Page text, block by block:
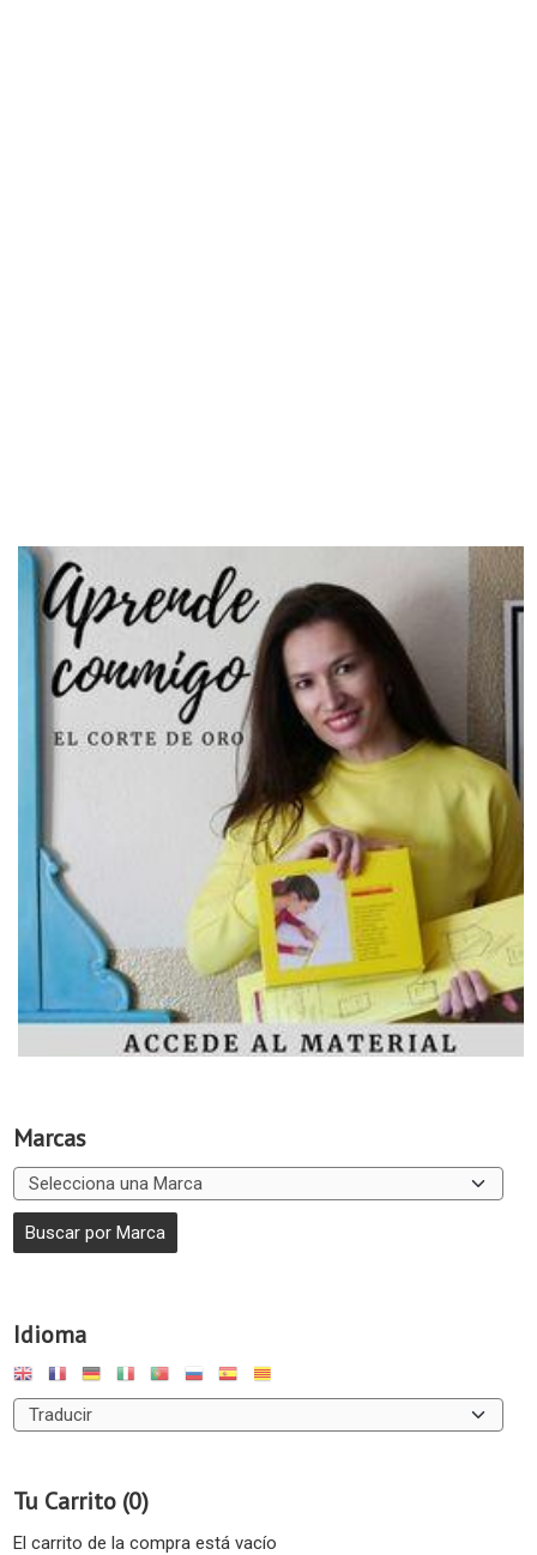
Marcas
Idioma
Tu Carrito (0)
El carrito de la compra está vacío